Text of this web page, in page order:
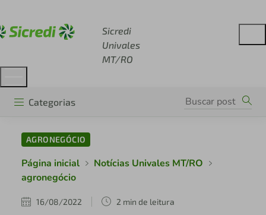
Sicredi
Univales
MT/RO
Categorias
AGRONEGÓCIO
Página inicial
Notícias Univales MT/RO
agronegócio
16/08/2022 2 min de leitura